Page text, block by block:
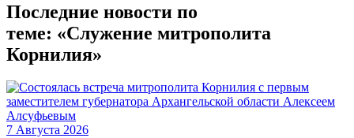
Последние новости по
теме: «Служение митрополита
Корнилия»
7 Августа 2026